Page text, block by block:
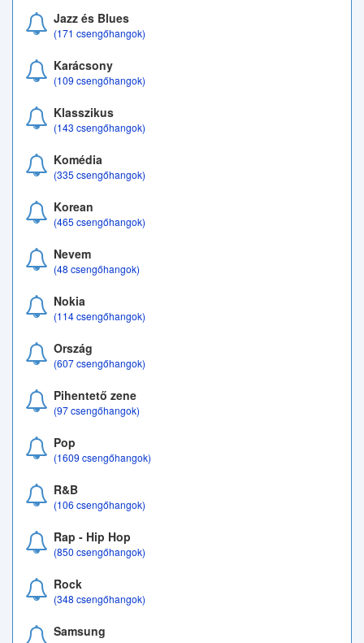
Jazz és Blues
(171 csengőhangok)
Karácsony
(109 csengőhangok)
Klasszikus
(143 csengőhangok)
Komédia
(335 csengőhangok)
Korean
(465 csengőhangok)
Nevem
(48 csengőhangok)
Nokia
(114 csengőhangok)
Ország
(607 csengőhangok)
Pihentető zene
(97 csengőhangok)
Pop
(1609 csengőhangok)
R&B
(106 csengőhangok)
Rap - Hip Hop
(850 csengőhangok)
Rock
(348 csengőhangok)
Samsung